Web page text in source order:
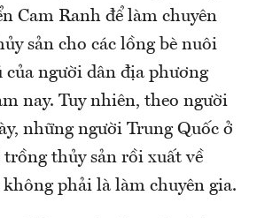
Cam Ranh để làm chuyên
sản cho các lồng bè nuôi
người dân địa phương
nay. Tuy nhiên, theo người
những người Trung Quốc ở
trồng thủy sản rồi xuất về
phải là làm chuyên gia.